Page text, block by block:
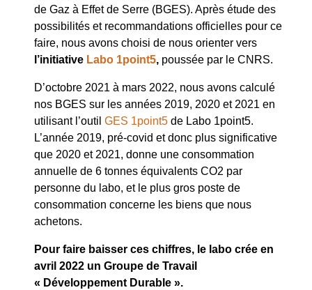
de Gaz à Effet de Serre (BGES). Après étude des
possibilités et recommandations officielles pour ce
faire, nous avons choisi de nous orienter vers
l’initiative Labo 1point5, poussée par le CNRS.
D’octobre 2021 à mars 2022, nous avons calculé
nos BGES sur les années 2019, 2020 et 2021 en
utilisant l’outil GES 1point5 de Labo 1point5.
L’année 2019, pré-covid et donc plus significative
que 2020 et 2021, donne une consommation
annuelle de 6 tonnes équivalents CO2 par
personne du labo, et le plus gros poste de
consommation concerne les biens que nous
achetons.
Pour faire baisser ces chiffres, le labo crée en
avril 2022 un Groupe de Travail
« Développement Durable ».